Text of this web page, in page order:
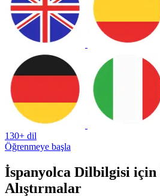
130+ dil
Öğrenmeye başla
İspanyolca Dilbilgisi için
Alıştırmalar